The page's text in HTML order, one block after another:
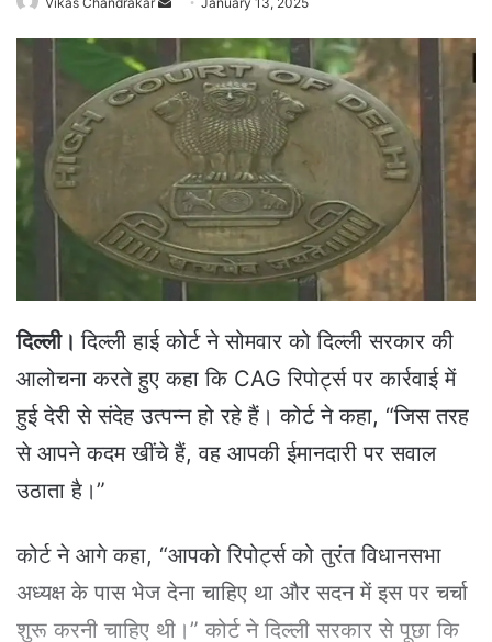
d
a
m
a
i
l
दिल्ली।दिल्ली हाई कोर्ट ने सोमवार को दिल्ली सरकार की
आलोचना करते हुए कहा कि CAG रिपोर्ट्स पर कार्रवाई में
हुई देरी से संदेह उत्पन्न हो रहे हैं। कोर्ट ने कहा, “जिस तरह
से आपने कदम खींचे हैं, वह आपकी ईमानदारी पर सवाल
उठाता है।”
कोर्ट ने आगे कहा, “आपको रिपोर्ट्स को तुरंत विधानसभा
अध्यक्ष के पास भेज देना चाहिए था और सदन में इस पर चर्चा
शुरू करनी चाहिए थी।” कोर्ट ने दिल्ली सरकार से पूछा कि